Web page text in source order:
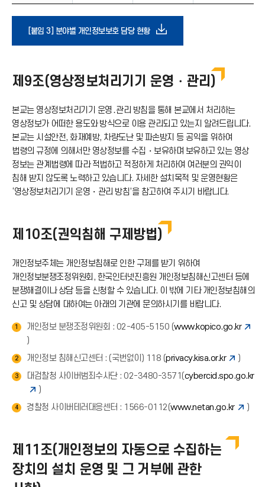
[붙임 3] 분야별 개인정보보호 담당 현황다
로
드
아
이
제9조(영상정보처리기기 운영・관리)
본교는 영상정보처리기기 운영․관리 방침을 통해 본교에서 처리하는
영상정보가 어떠한 용도와 방식으로 이용 관리되고 있는지 알려드립니다.
본교는 시설안전, 화재예방, 차량도난 및 파손방지 등 공익을 위하여
법령의 규정에 의해서만 영상정보를 수집・보유하며 보유하고 있는 영상
정보는 관계법령에 따라 적법하고 적정하게 처리하여 여러분의 권익이
침해 받지 않도록 노력하고 있습니다. 자세한 설치목적 및 운영현황은
‘영상정보처리기기 운영・관리 방침’을 참고하여 주시기 바랍니다.
제10조(권익침해 구제방법)
개인정보주체는 개인정보침해로 인한 구제를 받기 위하여
개인정보분쟁조정위원회, 한국인터넷진흥원 개인정보침해신고센터 등에
분쟁해결이나 상담 등을 신청할 수 있습니다. 이 밖에 기타 개인정보침해의
신고 및 상담에 대하여는 아래의 기관에 문의하시기를 바랍니다.
1 개인정보 분쟁조정위원회 : 02-405-5150 (www.kopico.go.kr
)
2 개인정보 침해신고센터 : (국번없이) 118 (privacy.kisa.or.kr )
3 대검찰청 사이버범죄수사단 : 02-3480-3571(cybercid.spo.go.kr
)
4 경찰청 사이버테러대응센터 : 1566-0112(www.netan.go.kr )
제11조(개인정보의 자동으로 수집하는
장치의 설치 운영 및 그 거부에 관한